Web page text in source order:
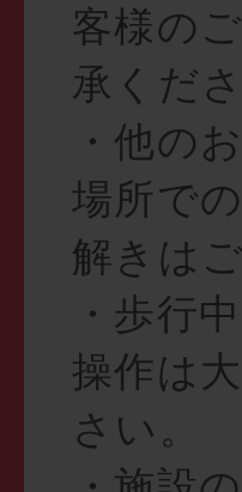
客様の
承くださ
・他の
場所で
解きは
・歩行
操作は
さい。